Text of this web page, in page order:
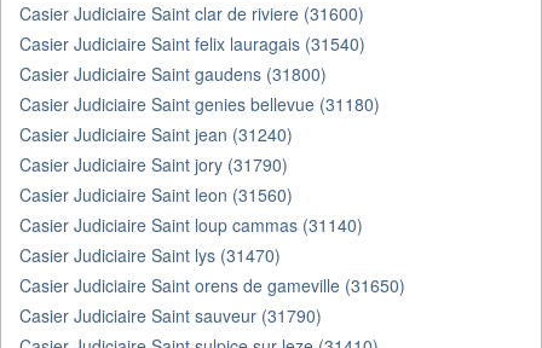
Casier Judiciaire Saint clar de riviere (31600)
Casier Judiciaire Saint felix lauragais (31540)
Casier Judiciaire Saint gaudens (31800)
Casier Judiciaire Saint genies bellevue (31180)
Casier Judiciaire Saint jean (31240)
Casier Judiciaire Saint jory (31790)
Casier Judiciaire Saint leon (31560)
Casier Judiciaire Saint loup cammas (31140)
Casier Judiciaire Saint lys (31470)
Casier Judiciaire Saint orens de gameville (31650)
Casier Judiciaire Saint sauveur (31790)